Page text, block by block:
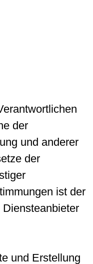
der
und anderer
der
ist der
und Erstellung